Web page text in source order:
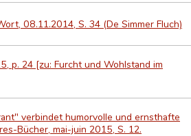
08.11.2014, S. 34 (De Simmer Fluch)
p. 24 [zu: Furcht und Wohlstand im
verbindet humorvolle und ernsthafte
Bücher, mai-juin 2015, S. 12.